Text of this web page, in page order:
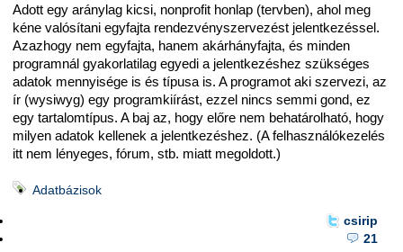
Adott egy aránylag kicsi, nonprofit honlap (tervben), ahol meg
kéne valósítani egyfajta rendezvényszervezést jelentkezéssel.
Azazhogy nem egyfajta, hanem akárhányfajta, és minden
programnál gyakorlatilag egyedi a jelentkezéshez szükséges
adatok mennyisége is és típusa is. A programot aki szervezi, az
ír (wysiwyg) egy programkiírást, ezzel nincs semmi gond, ez
egy tartalomtípus. A baj az, hogy előre nem behatárolható, hogy
milyen adatok kellenek a jelentkezéshez. (A felhasználókezelés
itt nem lényeges, fórum, stb. miatt megoldott.)
Adatbázisok
csirip
21